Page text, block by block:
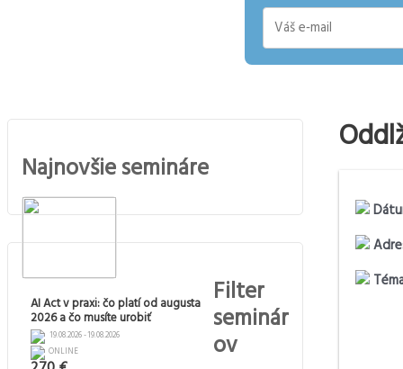
Najnovšie semináre
AI Act v praxi: čo platí od augusta
2026 a čo musíte urobiť
19.08.2026 - 19.08.2026
ONLINE
Filter
seminár
ov